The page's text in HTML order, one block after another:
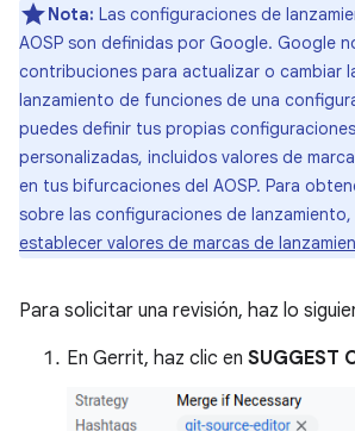
Nota: Las configuraciones de
AOSP son definidas por Google. Google
contribuciones para actualizar o cambiar
lanzamiento de funciones de una
puedes definir tus propias
personalizadas, incluidos valores de
en tus bifurcaciones del AOSP. Para
sobre las configuraciones de
establecer valores de marcas de
Para solicitar una revisión, haz lo
En Gerrit, haz clic en SUGGEST